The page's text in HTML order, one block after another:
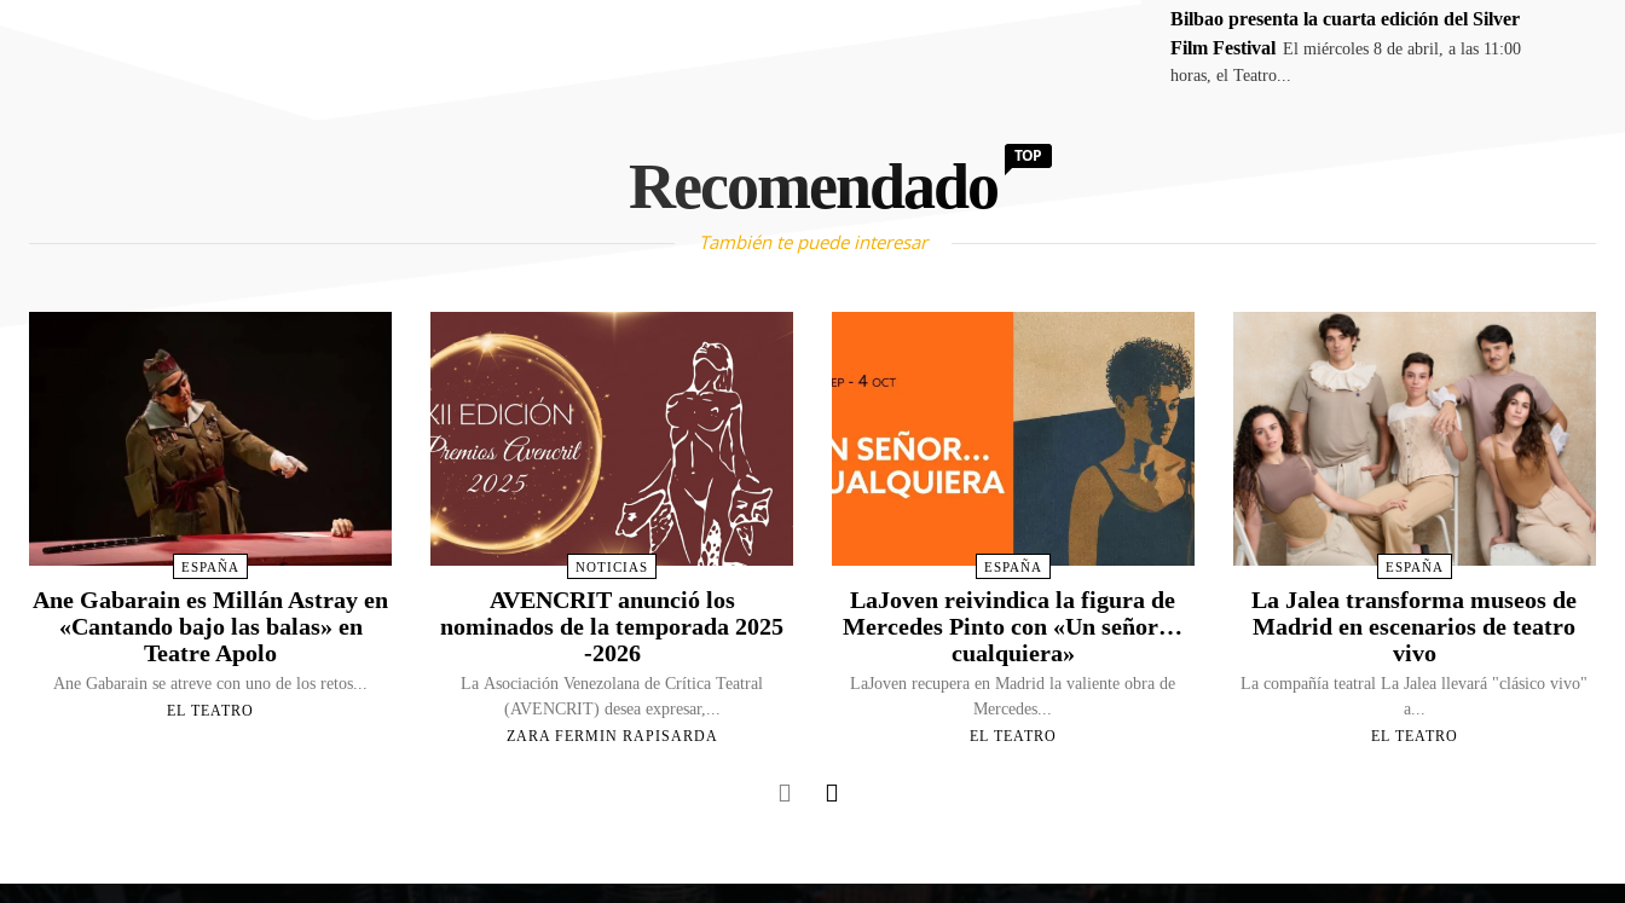
Bilbao presenta la cuarta edición del Silver
Film Festival El miércoles 8 de abril, a las 11:00
horas, el Teatro...
Recomendado TOP
También te puede interesar
ESPAÑA
Ane Gabarain es Millán Astray en
«Cantando bajo las balas» en
Teatre Apolo
Ane Gabarain se atreve con uno de los retos...
EL TEATRO
NOTICIAS
AVENCRIT anunció los
nominados de la temporada 2025
-2026
La Asociación Venezolana de Crítica Teatral
(AVENCRIT) desea expresar,...
ZARA FERMIN RAPISARDA
ESPAÑA
LaJoven reivindica la figura de
Mercedes Pinto con «Un señor…
cualquiera»
LaJoven recupera en Madrid la valiente obra de
Mercedes...
EL TEATRO
ESPAÑA
La Jalea transforma museos de
Madrid en escenarios de teatro
vivo
La compañía teatral La Jalea llevará "clásico vivo"
a...
EL TEATRO